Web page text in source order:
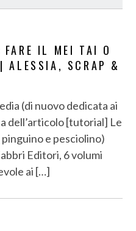
IL MEI TAI O
ALESSIA, SCRAP &
(di nuovo dedicata ai
dell’articolo [tutorial] Le
e pesciolino)
Editori, 6 volumi
ai […]